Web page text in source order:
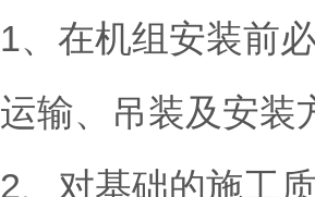
1、在机组安装前
运输、吊装及安装
2、对基础的施工